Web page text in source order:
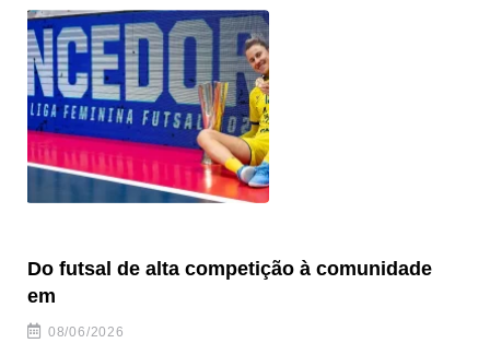
Do futsal de alta competição à comunidade
em
08/06/2026